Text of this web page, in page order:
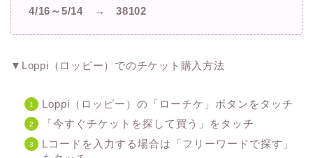
4/16～5/14 → 38102
▼Loppi（ロッピー）でのチケット購入方法
Loppi（ロッピー）の「ローチケ」ボタンをタッチ
「今すぐチケットを探して買う」をタッチ
Lコードを入力する場合は「フリーワードで探す」